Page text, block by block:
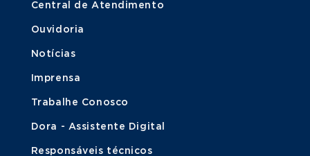
Central de Atendimento
Ouvidoria
Notícias
Imprensa
Trabalhe Conosco
Dora - Assistente Digital
Responsáveis técnicos